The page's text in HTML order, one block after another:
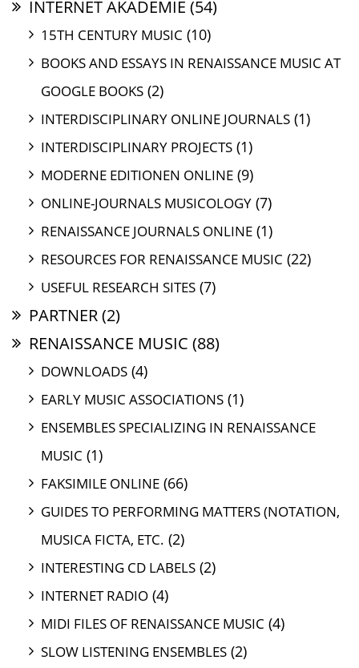
INTERNET AKADEMIE (54)
15TH CENTURY MUSIC (10)
BOOKS AND ESSAYS IN RENAISSANCE MUSIC AT
GOOGLE BOOKS (2)
INTERDISCIPLINARY ONLINE JOURNALS (1)
INTERDISCIPLINARY PROJECTS (1)
MODERNE EDITIONEN ONLINE (9)
ONLINE-JOURNALS MUSICOLOGY (7)
RENAISSANCE JOURNALS ONLINE (1)
RESOURCES FOR RENAISSANCE MUSIC (22)
USEFUL RESEARCH SITES (7)
PARTNER(2)
RENAISSANCE MUSIC (88)
DOWNLOADS (4)
EARLY MUSIC ASSOCIATIONS (1)
ENSEMBLES SPECIALIZING IN RENAISSANCE
MUSIC (1)
FAKSIMILE ONLINE (66)
GUIDES TO PERFORMING MATTERS (NOTATION,
MUSICA FICTA, ETC. (2)
INTERESTING CD LABELS (2)
INTERNET RADIO (4)
MIDI FILES OF RENAISSANCE MUSIC (4)
SLOW LISTENING ENSEMBLES (2)